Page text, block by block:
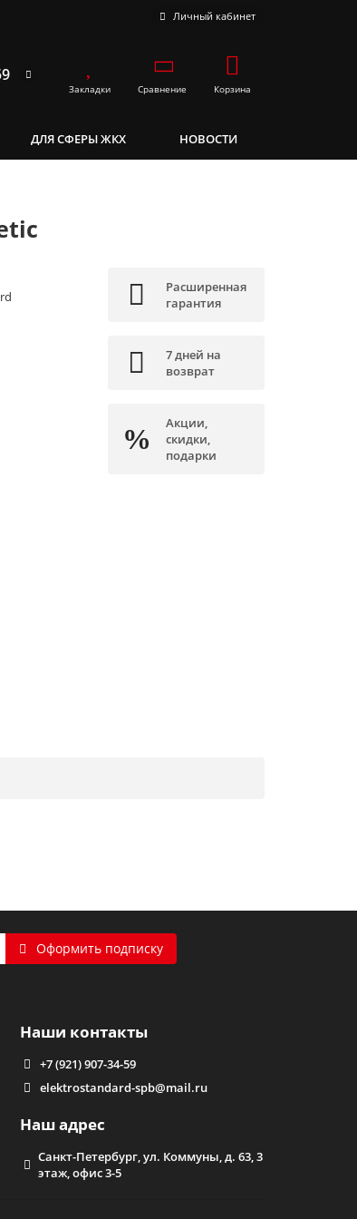
Личный кабинет
Закладки Сравнение Корзина
ДЛЯ СФЕРЫ ЖКХ НОВОСТИ
Расширенная
гарантия
7 дней на
возврат
Акции,
скидки,
подарки
Оформить подписку
Наши контакты
+7 (921) 907-34-59
elektrostandard-spb@mail.ru
Наш адрес
Санкт-Петербург, ул. Коммуны, д. 63, 3
этаж, офис 3-5